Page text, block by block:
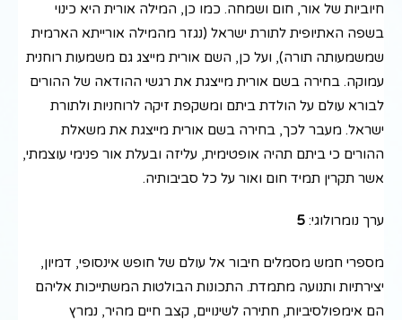
חיוביות של אור, חום ושמחה. כמו כן, המילה אורית היא כינוי
בשפה האתיופית לתורת ישראל (נגזר מהמילה אורייתא הארמית
שמשמעותה תורה), ועל כן, השם אורית מייצג גם משמעות רוחנית
עמוקה. בחירה בשם אורית מייצגת את רגשי ההודאה של ההורים
לבורא עולם על הולדת ביתם ומשקפת זיקה לרוחניות ולתורת
ישראל. מעבר לכך, בחירה בשם אורית מייצגת את משאלת
ההורים כי ביתם תהיה אופטימית, עליזה ובעלת אור פנימי עוצמתי,
אשר תקרין תמיד חום ואור על כל סביבותיה.
ערך נומרולוגי: 5
מספרי חמש מסמלים חיבור אל עולם של חופש אינסופי, דמיון,
יצירתיות ותנועה מתמדת. התכונות הבולטות המשתייכות אליהם
הם אימפולסיביות, חתירה לשינויים, קצב חיים מהיר, נמרץ